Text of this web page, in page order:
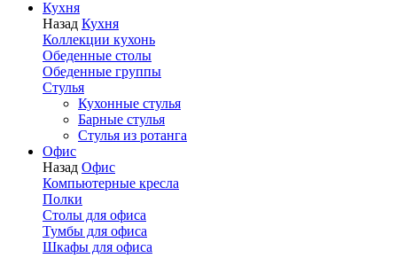
Кухня
Назад Кухня
Коллекции кухонь
Обеденные столы
Обеденные группы
Стулья
Кухонные стулья
Барные стулья
Стулья из ротанга
Офис
Назад Офис
Компьютерные кресла
Полки
Столы для офиса
Тумбы для офиса
Шкафы для офиса